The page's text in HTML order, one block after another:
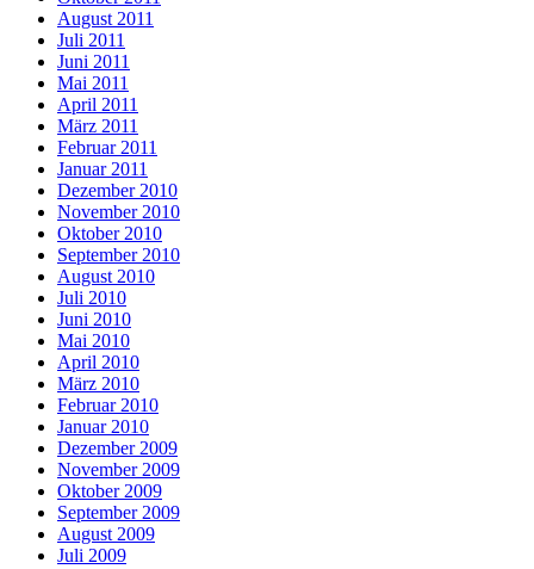
August 2011
Juli 2011
Juni 2011
Mai 2011
April 2011
März 2011
Februar 2011
Januar 2011
Dezember 2010
November 2010
Oktober 2010
September 2010
August 2010
Juli 2010
Juni 2010
Mai 2010
April 2010
März 2010
Februar 2010
Januar 2010
Dezember 2009
November 2009
Oktober 2009
September 2009
August 2009
Juli 2009